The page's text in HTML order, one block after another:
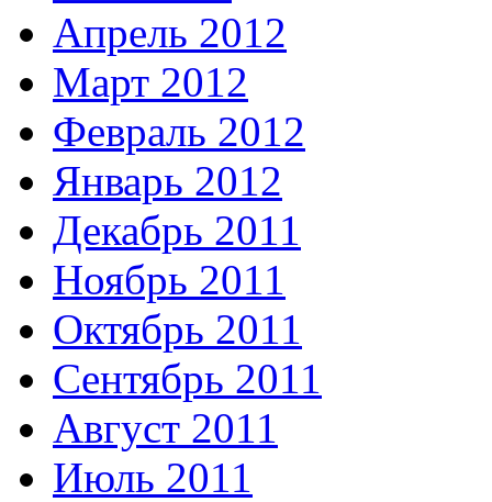
Апрель 2012
Март 2012
Февраль 2012
Январь 2012
Декабрь 2011
Ноябрь 2011
Октябрь 2011
Сентябрь 2011
Август 2011
Июль 2011